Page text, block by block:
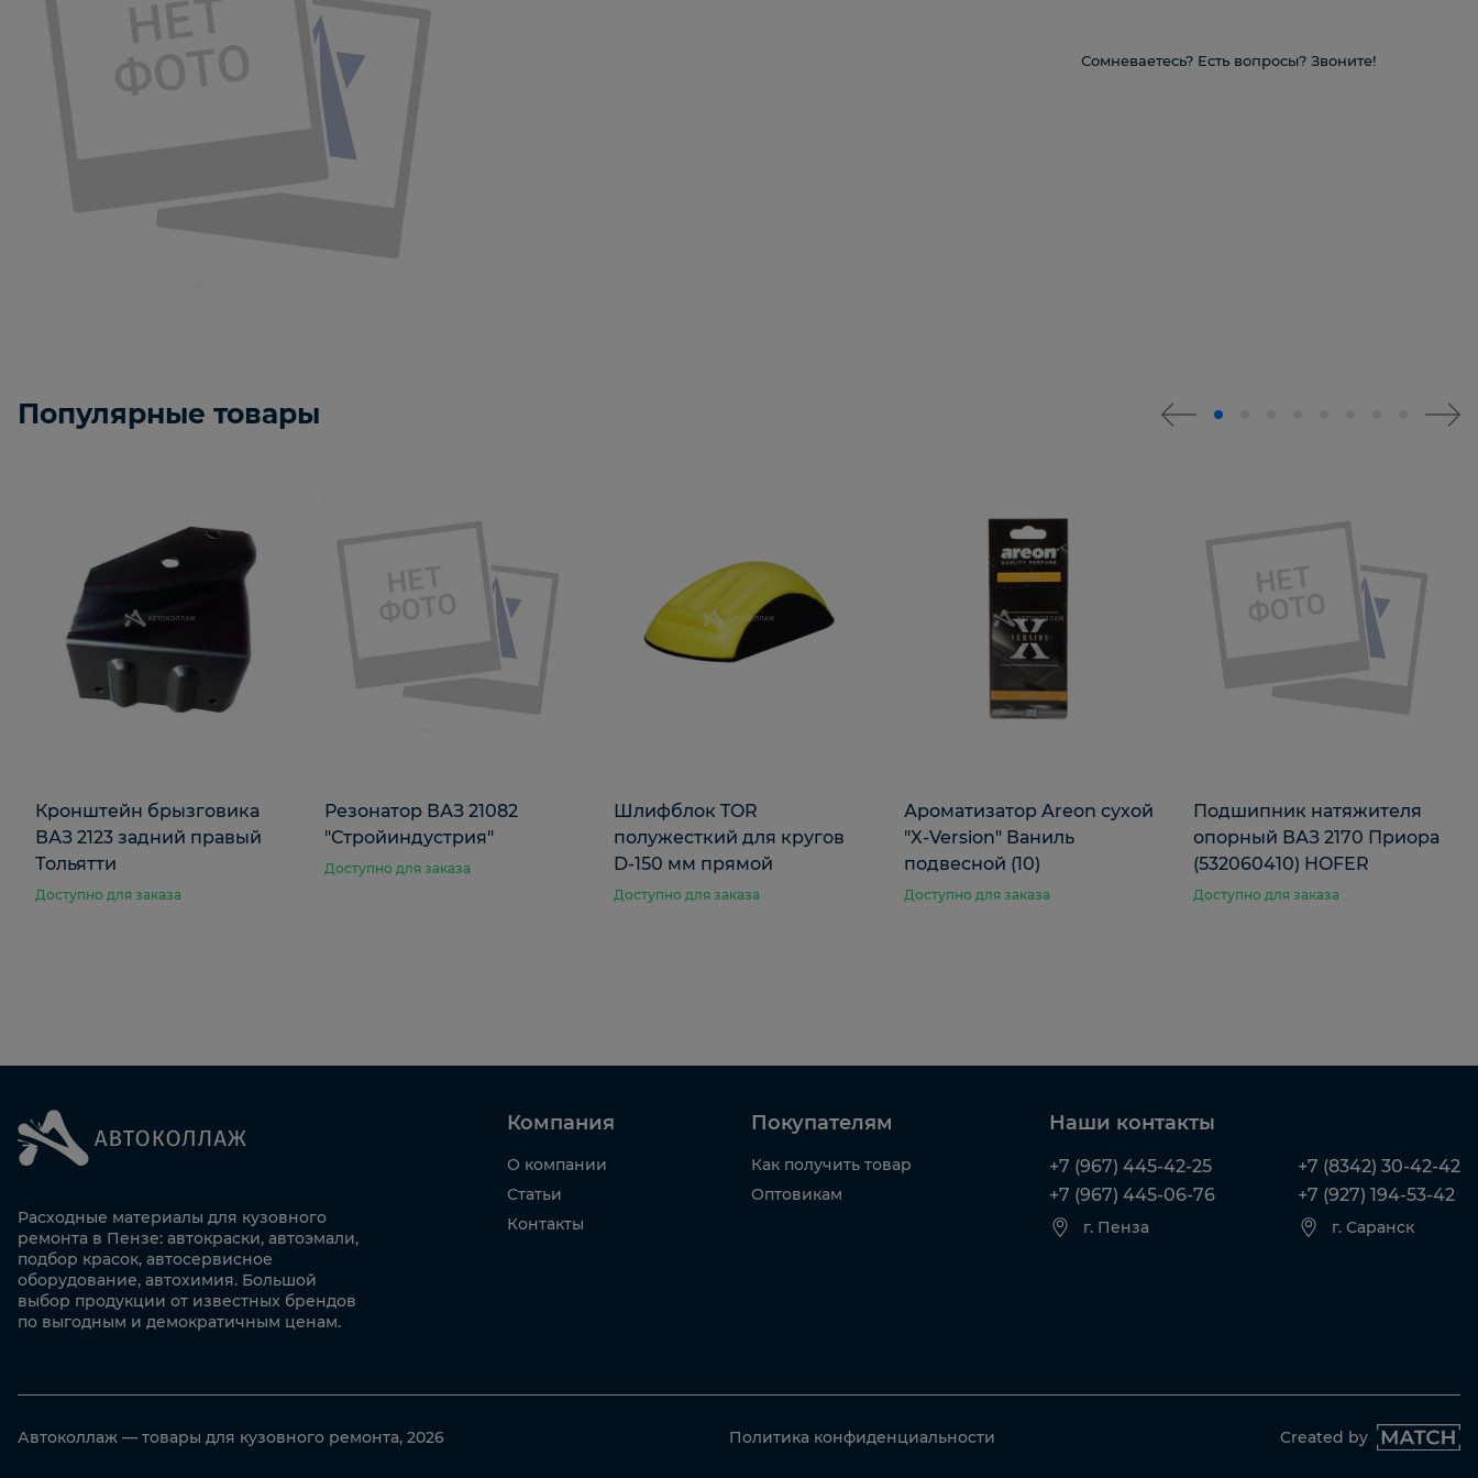
Сомневаетесь? Есть вопросы? Звоните!
Популярные товары
Кронштейн брызговика
ВАЗ 2123 задний правый
Тольятти
Доступно для заказа
Резонатор ВАЗ 21082
"Стройиндустрия"
Доступно для заказа
Шлифблок TOR
полужесткий для кругов
D-150 мм прямой
Доступно для заказа
Ароматизатор Areon сухой
"X-Version" Ваниль
подвесной (10)
Доступно для заказа
Подшипник натяжителя
опорный ВАЗ 2170 Приора
(532060410) HOFER
Доступно для заказа
Расходные материалы для кузовного
ремонта в Пензе: автокраски, автоэмали,
подбор красок, автосервисное
оборудование, автохимия. Большой
выбор продукции от известных брендов
по выгодным и демократичным ценам.
Компания
О компании
Статьи
Контакты
Покупателям
Как получить товар
Оптовикам
Наши контакты
+7 (967) 445-42-25
+7 (967) 445-06-76
г. Пенза
+7 (8342) 30-42-42
+7 (927) 194-53-42
г. Саранск
Автоколлаж — товары для кузовного ремонта, 2026 Политика конфиденциальности Created by